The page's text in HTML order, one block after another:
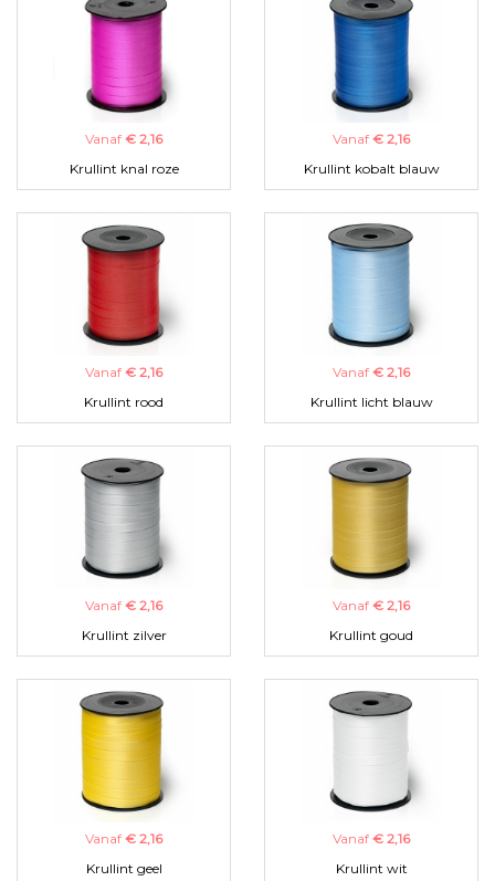
Vanaf € 2,16
Krullint knal roze
Vanaf € 2,16
Krullint kobalt blauw
Vanaf € 2,16
Krullint rood
Vanaf € 2,16
Krullint licht blauw
Vanaf € 2,16
Krullint zilver
Vanaf € 2,16
Krullint goud
Vanaf € 2,16
Krullint geel
Vanaf € 2,16
Krullint wit